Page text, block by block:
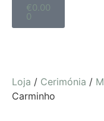
€0.00
0
Loja / Cerimónia /
Carminho